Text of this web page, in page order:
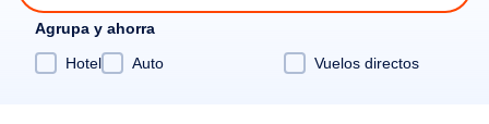
Agrupa y ahorra
Hotel
Auto Vuelos directos